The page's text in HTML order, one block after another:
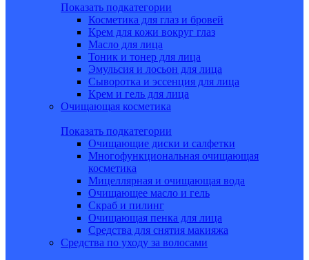
Показать подкатегории
Косметика для глаз и бровей
Крем для кожи вокруг глаз
Масло для лица
Тоник и тонер для лица
Эмульсия и лосьон для лица
Сыворотка и эссенция для лица
Крем и гель для лица
Очищающая косметика
Показать подкатегории
Очищающие диски и салфетки
Многофункциональная очищающая
косметика
Мицеллярная и очищающая вода
Очищающее масло и гель
Скраб и пилинг
Очищающая пенка для лица
Средства для снятия макияжа
Средства по уходу за волосами